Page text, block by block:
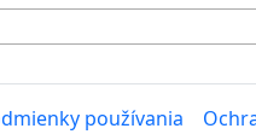
používania